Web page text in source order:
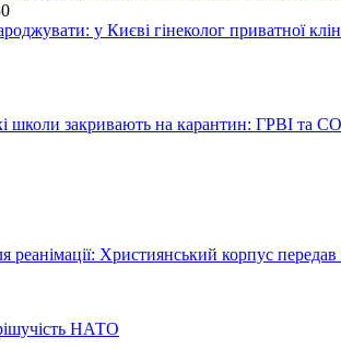
у Києві гінеколог приватної
школи закривають на карантин: ГРВІ та
реанімації: Християнський корпус
НАТО